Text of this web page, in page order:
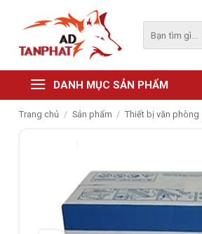
content
kiếm:
DANH MỤC SẢN PHẨM
Trang chủ / Sản phẩm / Thiết bị văn phòng